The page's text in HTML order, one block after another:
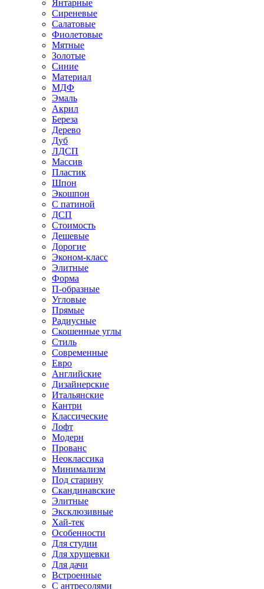
Янтарные
Сиреневые
Салатовые
Фиолетовые
Мятные
Золотые
Синие
Материал
МДФ
Эмаль
Акрил
Береза
Дерево
Дуб
ЛДСП
Массив
Пластик
Шпон
Экошпон
С патиной
ДСП
Стоимость
Дешевые
Дорогие
Эконом-класс
Элитные
Форма
П-образные
Угловые
Прямые
Радиусные
Скошенные углы
Стиль
Современные
Евро
Английские
Дизайнерские
Итальянские
Кантри
Классические
Лофт
Модерн
Прованс
Неоклассика
Минимализм
Под старину
Скандинавские
Элитные
Эксклюзивные
Хай-тек
Особенности
Для студии
Для хрущевки
Для дачи
Встроенные
С антресолями